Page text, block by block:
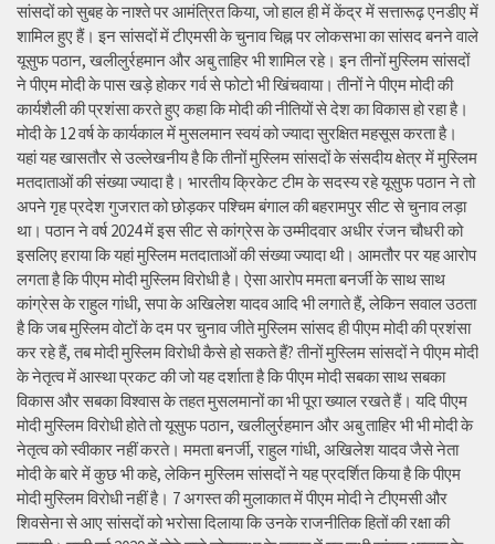
सांसदों को सुबह के नाश्ते पर आमंत्रित किया, जो हाल ही में केंद्र में सत्तारूढ़ एनडीए में
शामिल हुए हैं। इन सांसदों में टीएमसी के चुनाव चिह्न पर लोकसभा का सांसद बनने वाले
यूसुफ पठान, खलीलुर्रहमान और अबु ताहिर भी शामिल रहे। इन तीनों मुस्लिम सांसदों
ने पीएम मोदी के पास खड़े होकर गर्व से फोटो भी खिंचवाया। तीनों ने पीएम मोदी की
कार्यशैली की प्रशंसा करते हुए कहा कि मोदी की नीतियों से देश का विकास हो रहा है।
मोदी के 12 वर्ष के कार्यकाल में मुसलमान स्वयं को ज्यादा सुरक्षित महसूस करता है।
यहां यह खासतौर से उल्लेखनीय है कि तीनों मुस्लिम सांसदों के संसदीय क्षेत्र में मुस्लिम
मतदाताओं की संख्या ज्यादा है। भारतीय क्रिकेट टीम के सदस्य रहे यूसुफ पठान ने तो
अपने गृह प्रदेश गुजरात को छोड़कर पश्चिम बंगाल की बहरामपुर सीट से चुनाव लड़ा
था। पठान ने वर्ष 2024 में इस सीट से कांग्रेस के उम्मीदवार अधीर रंजन चौधरी को
इसलिए हराया कि यहां मुस्लिम मतदाताओं की संख्या ज्यादा थी। आमतौर पर यह आरोप
लगता है कि पीएम मोदी मुस्लिम विरोधी है। ऐसा आरोप ममता बनर्जी के साथ साथ
कांग्रेस के राहुल गांधी, सपा के अखिलेश यादव आदि भी लगाते हैं, लेकिन सवाल उठता
है कि जब मुस्लिम वोटों के दम पर चुनाव जीते मुस्लिम सांसद ही पीएम मोदी की प्रशंसा
कर रहे हैं, तब मोदी मुस्लिम विरोधी कैसे हो सकते हैं? तीनों मुस्लिम सांसदों ने पीएम मोदी
के नेतृत्व में आस्था प्रकट की जो यह दर्शाता है कि पीएम मोदी सबका साथ सबका
विकास और सबका विश्वास के तहत मुसलमानों का भी पूरा ख्याल रखते हैं। यदि पीएम
मोदी मुस्लिम विरोधी होते तो यूसुफ पठान, खलीलुर्रहमान और अबु ताहिर भी भी मोदी के
नेतृत्व को स्वीकार नहीं करते। ममता बनर्जी, राहुल गांधी, अखिलेश यादव जैसे नेता
मोदी के बारे में कुछ भी कहे, लेकिन मुस्लिम सांसदों ने यह प्रदर्शित किया है कि पीएम
मोदी मुस्लिम विरोधी नहीं है। 7 अगस्त की मुलाकात में पीएम मोदी ने टीएमसी और
शिवसेना से आए सांसदों को भरोसा दिलाया कि उनके राजनीतिक हितों की रक्षा की